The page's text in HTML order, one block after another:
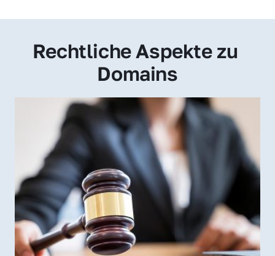
Rechtliche Aspekte zu
Domains